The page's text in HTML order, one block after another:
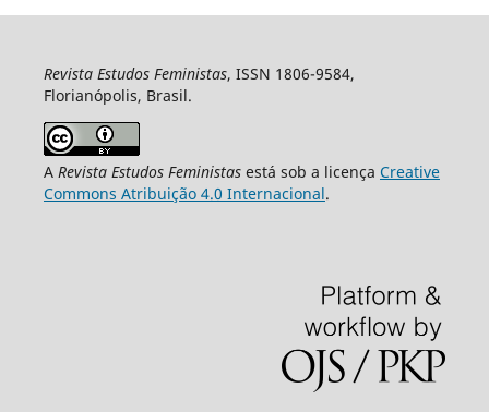
Revista Estudos Feministas, ISSN 1806-9584,
Florianópolis, Brasil.
A Revista Estudos Feministasestá sob a licença Creative
Commons Atribuição 4.0 Internacional.